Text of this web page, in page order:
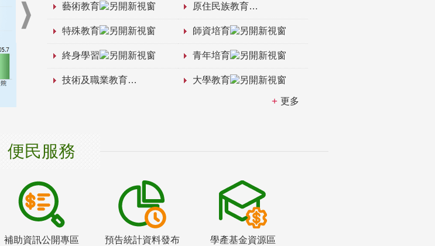
藝術教育 原住民族教育
特殊教育 師資培育
終身學習 青年培育
技術及職業教育 大學教育
更多
便民服務
補助資訊公開專區
預告統計資料發布
學產基金資源區